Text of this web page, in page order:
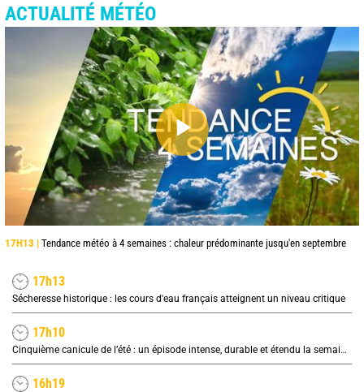
ACTUALITÉ MÉTÉO
17H13 | Tendance météo à 4 semaines : chaleur prédominante jusqu'en septembre
17h13
Sécheresse historique : les cours d'eau français atteignent un niveau critique
17h10
Cinquième canicule de l’été : un épisode intense, durable et étendu la semaine prochaine
16h19